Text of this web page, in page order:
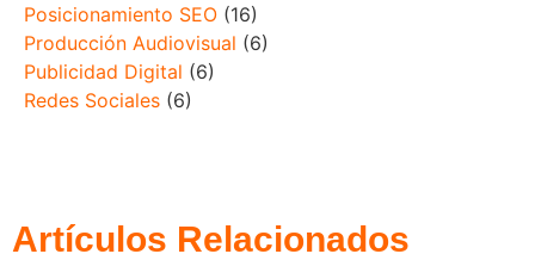
Posicionamiento SEO (16)
Producción Audiovisual (6)
Publicidad Digital (6)
Redes Sociales (6)
Artículos Relacionados